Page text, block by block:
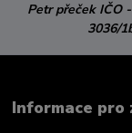
Petr přeček IČO
3036/
Informace pro